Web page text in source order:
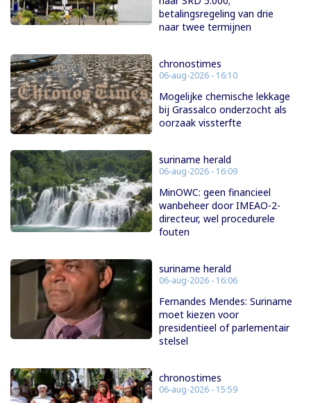
betalingsregeling van drie
naar twee termijnen
chronostimes
06-aug-2026 - 16:10
Mogelijke chemische lekkage
bij Grassalco onderzocht als
oorzaak vissterfte
suriname herald
06-aug-2026 - 16:09
MinOWC: geen financieel
wanbeheer door IMEAO-2-
directeur, wel procedurele
fouten
suriname herald
06-aug-2026 - 16:06
Fernandes Mendes: Suriname
moet kiezen voor
presidentieel of parlementair
stelsel
chronostimes
06-aug-2026 - 15:59